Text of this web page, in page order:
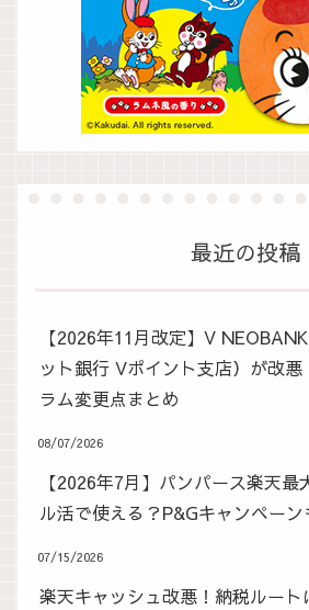
最近の投稿
【2026年11月改定】V
ット銀行 Vポイント支店）が改
ラム変更点まとめ
08/07/2026
【2026年7月】パンパース楽天最
ル活で使える？P&Gキャンペーン
07/15/2026
楽天キャッシュ改悪！納税ルート